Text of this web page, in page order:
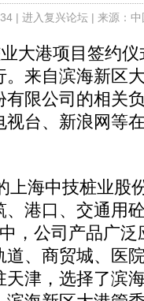
| 进入复兴论坛| 来源：
港项目签约仪
来自滨海新区
限公司的相关
台、新浪网等
海中技桩业股
港口、交通用
，公司产品广
、商贸城、医
津，选择了滨